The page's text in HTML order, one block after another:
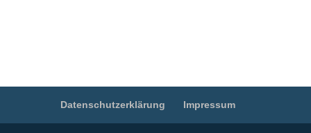
Datenschutzerklärung Impressum